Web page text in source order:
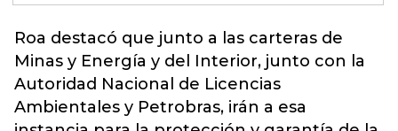
Roa destacó que junto a las carteras de
Minas y Energía y del Interior, junto con la
Autoridad Nacional de Licencias
Ambientales y Petrobras, irán a esa